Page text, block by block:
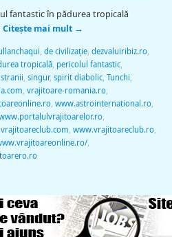
fantastic în pădurea tropicală
Citește mai mult →
de civilizaţie, dezvaluiribiz.ro,
tropicală, pericolul fantastic,
singur, spirit diabolic, Tunchi
vrajitoare-romania.ro,
, www.astrointernational.ro,
,
www.vrajitoareclub.ro,
,